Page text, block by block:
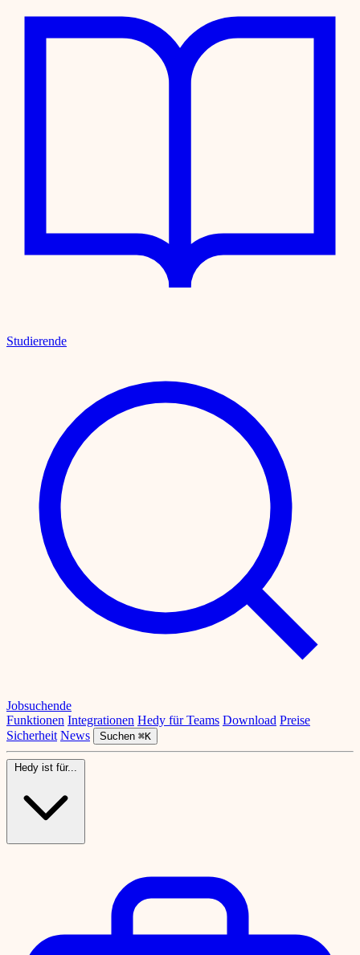
Studierende
Jobsuchende
Funktionen Integrationen Hedy für Teams Download Preise
Sicherheit News Suchen ⌘K
Hedy ist für...